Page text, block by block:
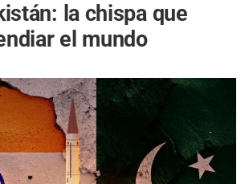
la chispa que
el mundo